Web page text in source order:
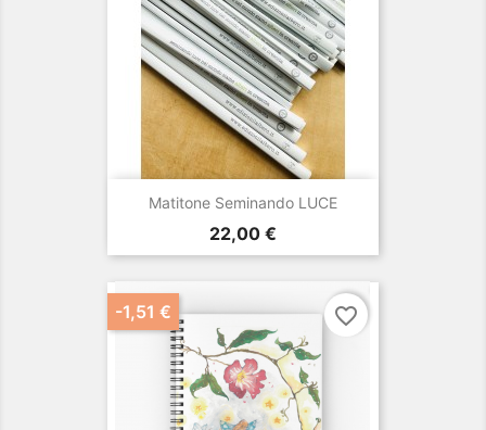
Matitone Seminando LUCE
Prezzo
22,00 €
-1,51 € favorite_border